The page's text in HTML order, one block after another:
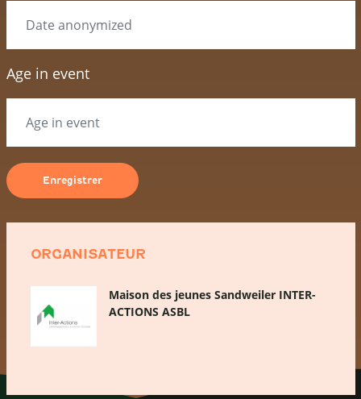
Age in event
ORGANISATEUR
Maison des jeunes Sandweiler INTER-
ACTIONS ASBL